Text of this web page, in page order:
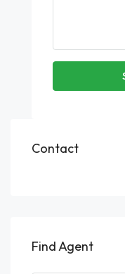
Contact
Find Agent